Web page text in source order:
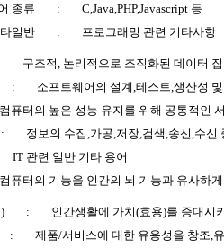
종류 :
C,Java,PHP,Javascript 등
일반 : 프로그래밍 관련 기타사항
구조적, 논리적으로 조직화된 데이터
:
소프트웨어의 설계,테스트,생산성
컴퓨터의 높은 성능 유지를 위해 공통적인
:
정보의 수집,가공,저장,검색,송신,수
IT 관련 일반 기타 용어
컴퓨터의 기능을 인간의 뇌 기능과 유사하
:
인간생활에 가치(효용)를 증대시
: 제품/서비스에 대한 유용성을 창조,